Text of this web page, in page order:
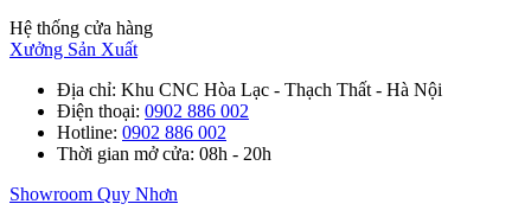
Hệ thống cửa hàng
Xưởng Sản Xuất
Địa chỉ: Khu CNC Hòa Lạc - Thạch Thất - Hà Nội
Điện thoại: 0902 886 002
Hotline: 0902 886 002
Thời gian mở cửa: 08h - 20h
Showroom Quy Nhơn